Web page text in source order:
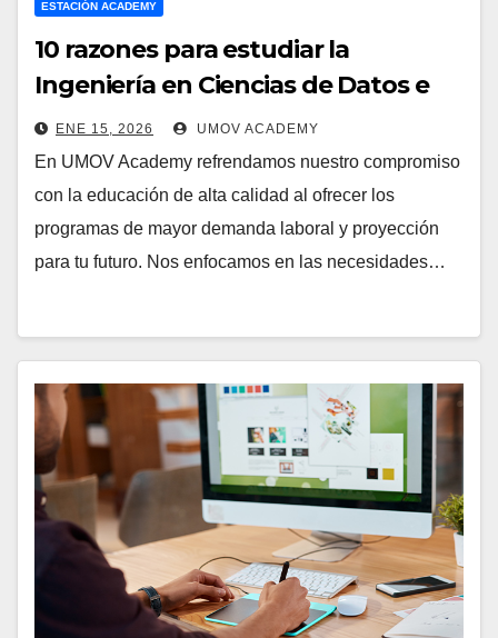
ESTACIÓN ACADEMY
10 razones para estudiar la
Ingeniería en Ciencias de Datos e
Inteligencia Artificial
ENE 15, 2026 UMOV ACADEMY
En UMOV Academy refrendamos nuestro compromiso
con la educación de alta calidad al ofrecer los
programas de mayor demanda laboral y proyección
para tu futuro. Nos enfocamos en las necesidades…